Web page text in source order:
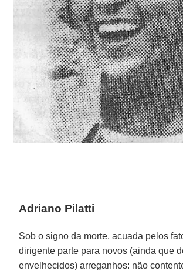
Adriano Pilatti
Sob o signo da morte, acuada pelos
dirigente parte para novos (ainda que
envelhecidos) arreganhos: não